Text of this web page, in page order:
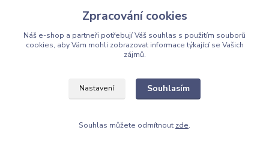
Zpracování cookies
Náš e-shop a partneři potřebují Váš souhlas s použitím souborů
cookies, aby Vám mohli zobrazovat informace týkající se Vašich
zájmů.
Nastavení Souhlasím
Souhlas můžete odmítnout zde.